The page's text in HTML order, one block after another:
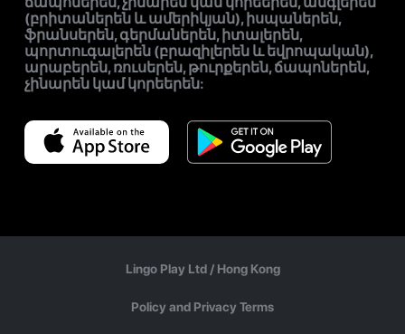
(բրիտաներեն և ամերիկյան), իսպաներեն,
ֆրանսերեն, գերմաներեն, իտալերեն,
պորտուգալերեն (բրազիլերեն և եվրոպական),
արաբերեն, ռուսերեն, թուրքերեն, ճապոներեն,
չինարեն կամ կորեերեն:
Lingo Play Ltd / Hong Kong
Policy and Privacy Terms